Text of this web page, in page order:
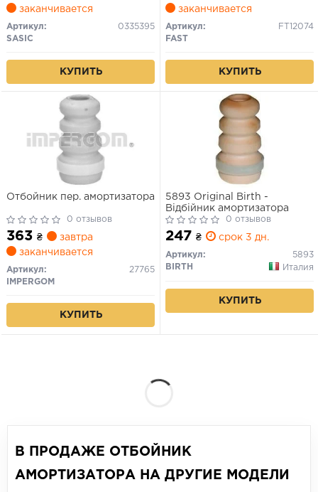
заканчивается
Артикул:
0335395
SASIC
КУПИТЬ
заканчивается
Артикул:
FT12074
FAST
КУПИТЬ
Отбойник пер. амортизатора
0 отзывов
363 ₴
завтра
заканчивается
Артикул:
27765
IMPERGOM
КУПИТЬ
5893 Original Birth -
Відбійник амортизатора
0 отзывов
247 ₴ срок 3 дн.
Артикул:
5893
BIRTH
Италия
КУПИТЬ
В ПРОДАЖЕ ОТБОЙНИК
АМОРТИЗАТОРА НА ДРУГИЕ МОДЕЛИ